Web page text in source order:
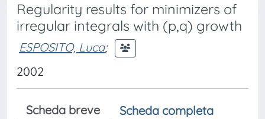
Regularity results for minimizers of
irregular integrals with (p,q) growth
ESPOSITO, Luca;
2002
Scheda breve
Scheda completa